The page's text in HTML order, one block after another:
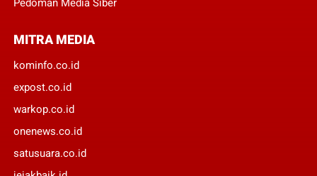
Pedoman Media Siber
MITRA MEDIA
kominfo.co.id
expost.co.id
warkop.co.id
onenews.co.id
satusuara.co.id